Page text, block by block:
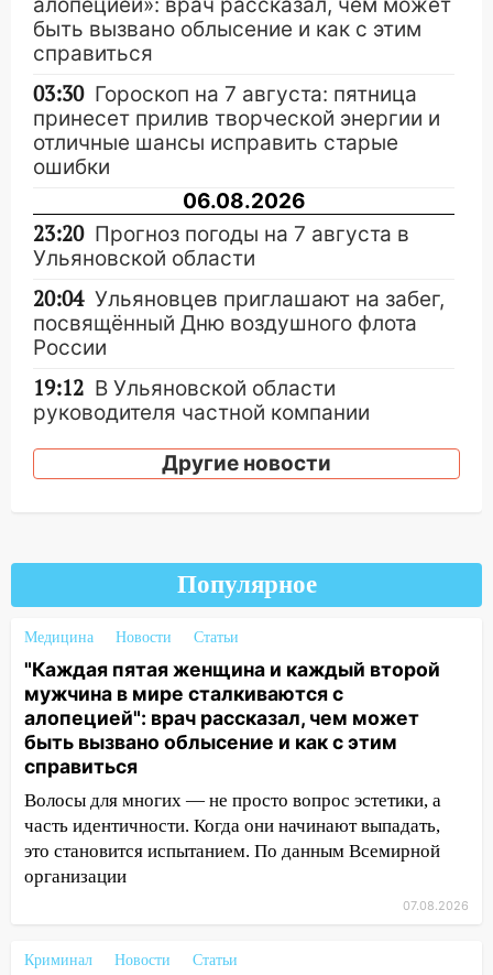
быть вызвано облысение и как с этим
справиться
03:30 Гороскоп на 7 августа: пятница
принесет прилив творческой энергии и
отличные шансы исправить старые
ошибки
06.08.2026
23:20 Прогноз погоды на 7 августа в
Ульяновской области
20:04 Ульяновцев приглашают на забег,
посвящённый Дню воздушного флота
России
19:12 В Ульяновской области
руководителя частной компании
сотрудник
17:08 Ульяновский областной суд
оставил в силе приговор руководству
«УльяновскФармации» за махинации на
3,2 млн рублей
16:09 Ветераны легкой атлетики из
Ульяновска успешно выступили на
Чемпионате России
16:02 В Ульяновской области убрали
более 28% площадей зерновых и
зернобобовых культур
15:51 Бросила кирпич в жену брата: в
Ульяновской области завели дело на
15:47
На улице Радищева сбили
Другие новости
Популярное
Медицина Новости Статьи
"Каждая пятая женщина и каждый второй
мужчина в мире сталкиваются с
алопецией": врач рассказал, чем может
быть вызвано облысение и как с этим
справиться
Волосы для многих — не просто вопрос эстетики, а
часть идентичности. Когда они начинают выпадать,
это становится испытанием. По данным Всемирной
организации
07.08.2026
Криминал Новости Статьи